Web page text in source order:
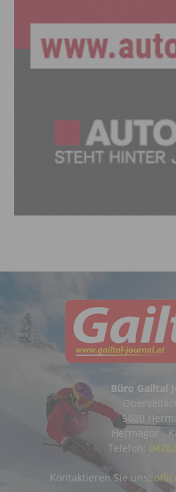
Büro Gailtal
9620
Hermagor -
Telefon:
Kontaktieren Sie uns: